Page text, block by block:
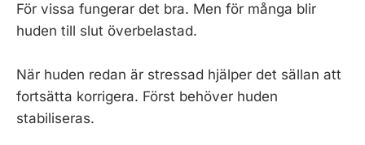
För vissa fungerar det bra. Men för många blir
huden till slut överbelastad.
När huden redan är stressad hjälper det sällan att
fortsätta korrigera. Först behöver huden
stabiliseras.